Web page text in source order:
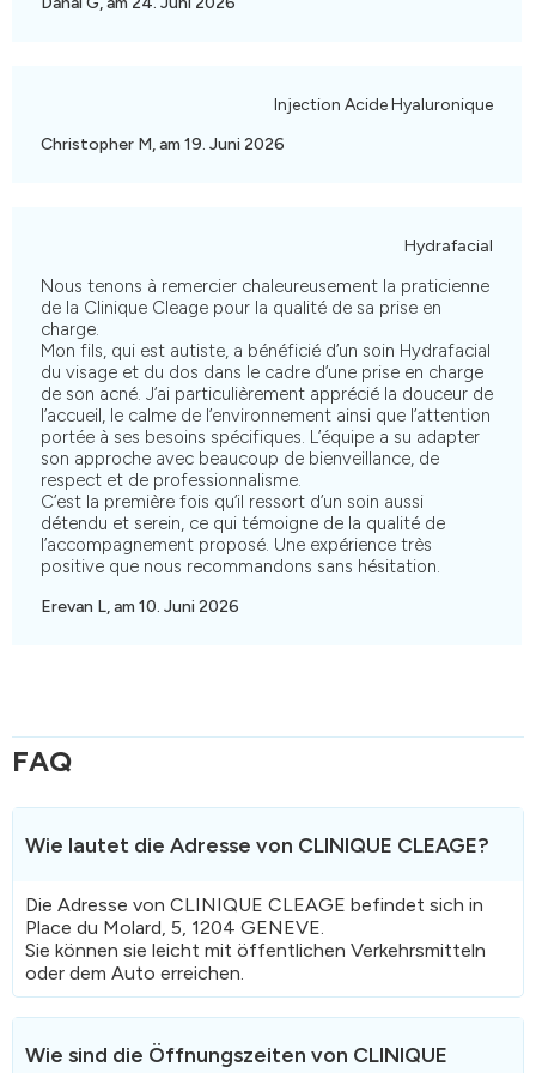
Injection Acide Hyaluronique
Christopher M, am 19. Juni 2026
Hydrafacial
Nous tenons à remercier chaleureusement la praticienne
de la Clinique Cleage pour la qualité de sa prise en
charge.
Mon fils, qui est autiste, a bénéficié d’un soin Hydrafacial
du visage et du dos dans le cadre d’une prise en charge
de son acné. J’ai particulièrement apprécié la douceur de
l’accueil, le calme de l’environnement ainsi que l’attention
portée à ses besoins spécifiques. L’équipe a su adapter
son approche avec beaucoup de bienveillance, de
respect et de professionnalisme.
C’est la première fois qu’il ressort d’un soin aussi
détendu et serein, ce qui témoigne de la qualité de
l’accompagnement proposé. Une expérience très
positive que nous recommandons sans hésitation.
Erevan L, am 10. Juni 2026
FAQ
Wie lautet die Adresse von CLINIQUE CLEAGE?
Die Adresse von CLINIQUE CLEAGE befindet sich in
Place du Molard, 5, 1204 GENEVE.
Sie können sie leicht mit öffentlichen Verkehrsmitteln
oder dem Auto erreichen.
Wie sind die Öffnungszeiten von CLINIQUE